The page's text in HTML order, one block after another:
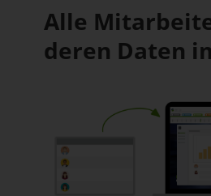
Alle
deren Daten